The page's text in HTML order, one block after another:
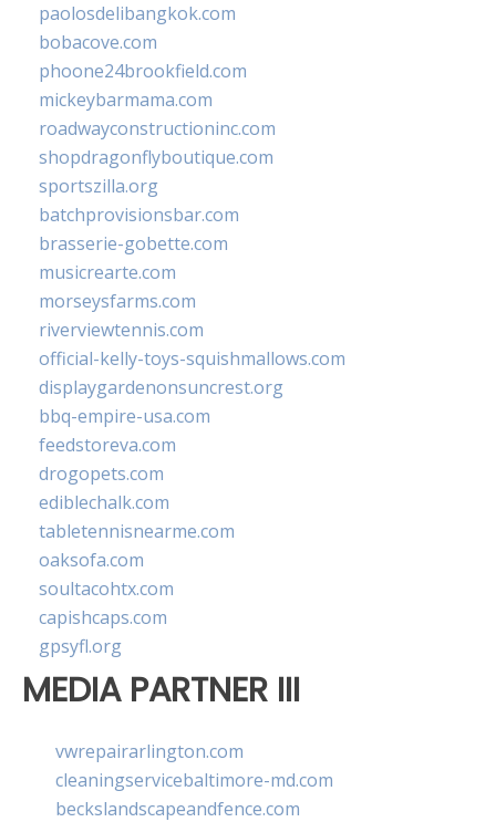
paolosdelibangkok.com
bobacove.com
phoone24brookfield.com
mickeybarmama.com
roadwayconstructioninc.com
shopdragonflyboutique.com
sportszilla.org
batchprovisionsbar.com
brasserie-gobette.com
musicrearte.com
morseysfarms.com
riverviewtennis.com
official-kelly-toys-squishmallows.com
displaygardenonsuncrest.org
bbq-empire-usa.com
feedstoreva.com
drogopets.com
ediblechalk.com
tabletennisnearme.com
oaksofa.com
soultacohtx.com
capishcaps.com
gpsyfl.org
MEDIA PARTNER III
vwrepairarlington.com
cleaningservicebaltimore-md.com
beckslandscapeandfence.com